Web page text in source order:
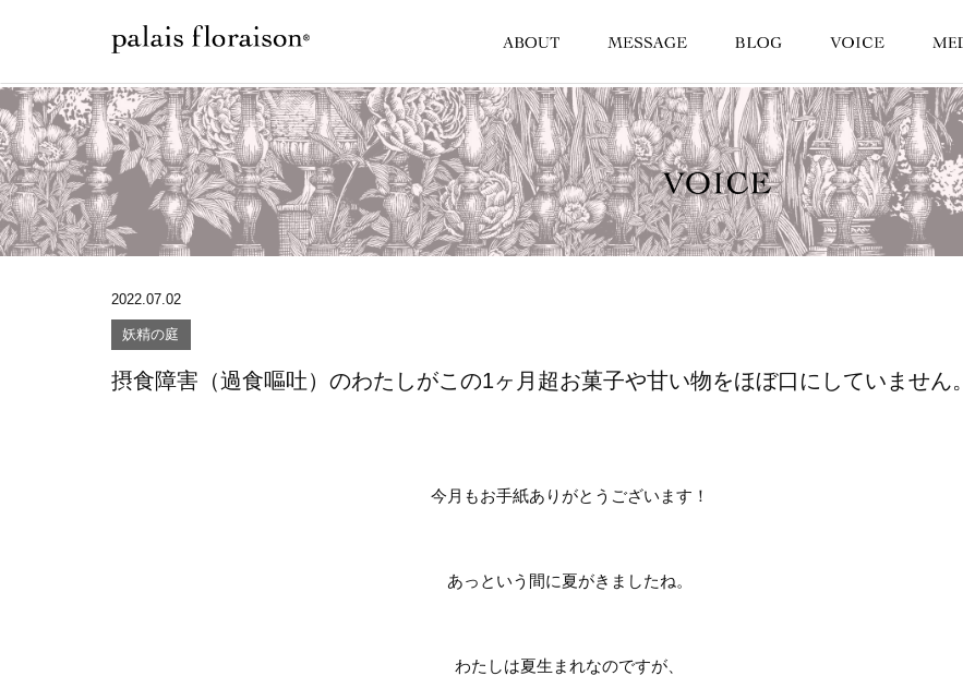
2022.07.02
妖精の庭
摂食障害（過食嘔吐）のわたしがこの1ヶ月超お菓子や甘い物をほぼ口にしていません。
今月もお手紙ありがとうございます！
あっという間に夏がきましたね。
わたしは夏生まれなのですが、